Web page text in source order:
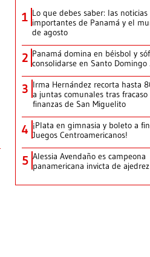
1 Lo que debes saber: las noticias
importantes de Panamá y el
de agosto
2 Panamá domina en béisbol y
consolidarse en Santo Domingo
3 Irma Hernández recorta hasta
a juntas comunales tras fracaso
finanzas de San Miguelito
4 ¡Plata en gimnasia y boleto a
Juegos Centroamericanos!
5 Alessia Avendaño es campeona
panamericana invicta de ajedrez